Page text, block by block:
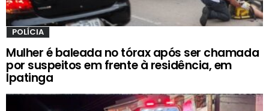
POLÍCIA
Mulher é baleada no tórax após ser chamada
por suspeitos em frente à residência, em
Ipatinga